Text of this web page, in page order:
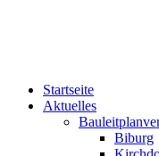
Startseite
Aktuelles
Biburg